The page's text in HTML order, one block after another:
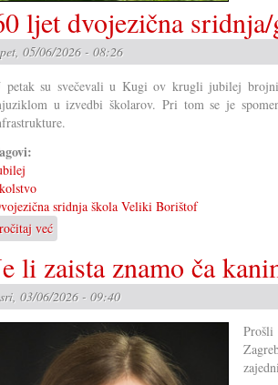
ljet dvojezična
pet, 05/06/2026 - 08:26
petak su svečevali u Kugi ov krugli jubilej
u izvedbi školarov. Pri tom se je
sridnja škola Veliki Borištof
već
60
ljet
dvojezična
sridnja/glavna
škola
li zaista znamo ča
sri, 03/06/2026 - 09:40